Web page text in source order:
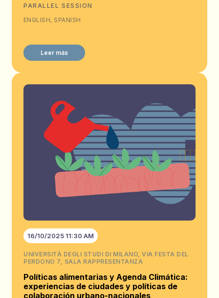
PARALLEL SESSION
ENGLISH, SPANISH
Leer más
16/10/2025 11:30 AM
UNIVERSITÀ DEGLI STUDI DI MILANO, VIA FESTA DEL
PERDONO 7, SALA RAPPRESENTANZA
Políticas alimentarias y Agenda Climática:
experiencias de ciudades y políticas de
colaboración urbano-nacionales